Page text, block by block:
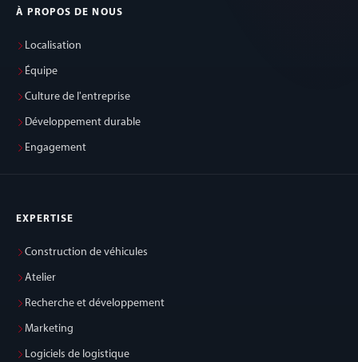
À PROPOS DE NOUS
Localisation
Équipe
Culture de l'entreprise
Développement durable
Engagement
EXPERTISE
Construction de véhicules
Atelier
Recherche et développement
Marketing
Logiciels de logistique